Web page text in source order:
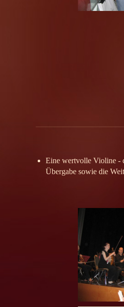
Eine wertvolle Violine -
Übergabe sowie die